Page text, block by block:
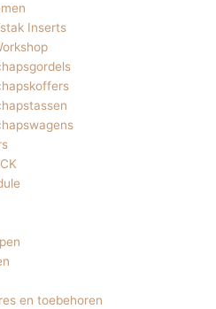
Inserts
en toebehoren